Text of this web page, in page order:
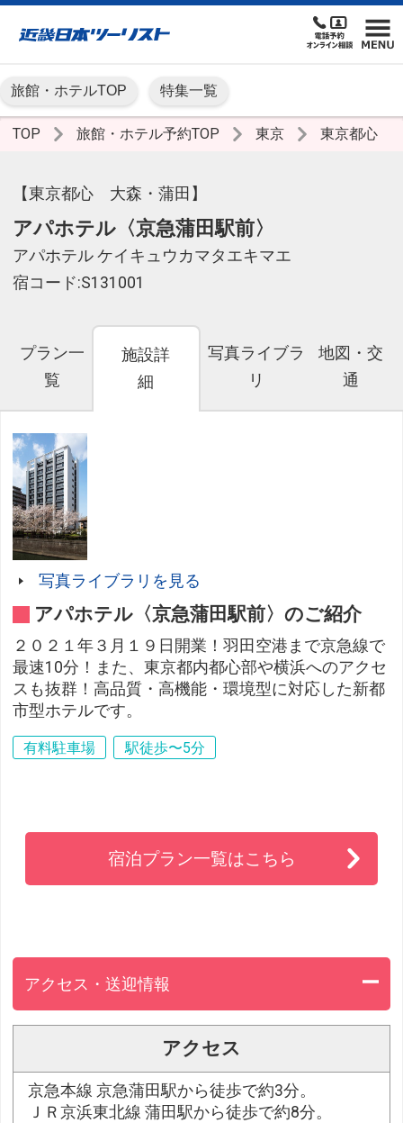
旅館・ホテルTOP 特集一覧
TOP 旅館・ホテル予約TOP 東京 東京都心
【東京都心 大森・蒲田】
アパホテル〈京急蒲田駅前〉
アパホテル ケイキュウカマタエキマエ
宿コード:S131001
プラン一
覧
施設詳
細
写真ライブラ
リ
地図・交
通
写真ライブラリを見る
アパホテル〈京急蒲田駅前〉のご紹介
２０２１年３月１９日開業！羽田空港まで京急線で
最速10分！また、東京都内都心部や横浜へのアクセ
スも抜群！高品質・高機能・環境型に対応した新都
市型ホテルです。
有料駐車場 駅徒歩〜5分
宿泊プラン一覧はこちら
アクセス・送迎情報
アクセス
京急本線 京急蒲田駅から徒歩で約3分。
ＪＲ京浜東北線 蒲田駅から徒歩で約8分。